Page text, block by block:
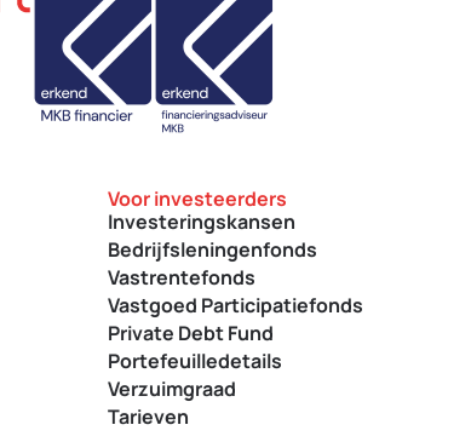
Voor investeerders
Investeringskansen
Bedrijfsleningenfonds
Vastrentefonds
Vastgoed Participatiefonds
Private Debt Fund
Portefeuilledetails
Verzuimgraad
Tarieven